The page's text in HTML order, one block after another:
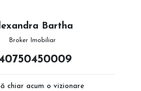
Bartha
Broker Imobiliar
chiar acum o vizionare